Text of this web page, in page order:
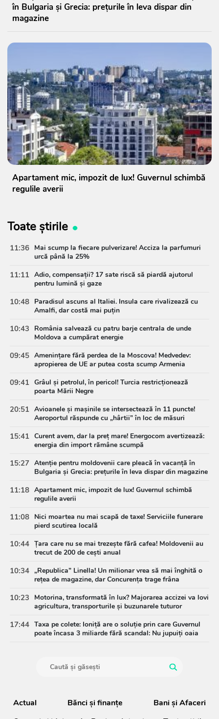
în Bulgaria și Grecia: prețurile în leva dispar din
magazine
Apartament mic, impozit de lux! Guvernul schimbă
regulile averii
Toate știrile
11:36 Mai scump la fiecare pulverizare! Acciza la parfumuri
urcă până la 25%
11:11 Adio, compensații? 17 sate riscă să piardă ajutorul
pentru lumină și gaze
10:48 Paradisul ascuns al Italiei. Insula care rivalizează cu
Amalfi, dar costă mai puțin
10:43
România salvează cu patru barje centrala de unde
Moldova a cumpărat energie
09:45 Amenințare fără perdea de la Moscova! Medvedev:
apropierea de UE ar putea costa scump Armenia
09:41 Grâul și petrolul, în pericol! Turcia restricționează
poarta Mării Negre
20:51 Avioanele și mașinile se intersectează în 11 puncte!
Aeroportul răspunde cu „hârtii” în loc de măsuri
15:41 Curent avem, dar la preț mare! Energocom avertizează:
energia din import rămâne scumpă
15:27 Atenție pentru moldovenii care pleacă în vacanță în
Bulgaria și Grecia: prețurile în leva dispar din magazine
11:18 Apartament mic, impozit de lux! Guvernul schimbă
regulile averii
11:08 Nici moartea nu mai scapă de taxe! Serviciile funerare
pierd scutirea locală
10:44 Țara care nu se mai trezește fără cafea! Moldovenii au
trecut de 200 de cești anual
10:34 „Republica” Linella! Un milionar vrea să mai înghită o
rețea de magazine, dar Concurența trage frâna
10:23
Motorina, transformată în lux? Majorarea accizei va lovi
agricultura, transporturile și buzunarele tuturor
17:44 Taxa pe colete: Ioniță are o soluție prin care Guvernul
poate încasa 3 miliarde fără scandal: Nu jupuiți oaia
Actual Bănci şi finanţe
Bani și Afaceri